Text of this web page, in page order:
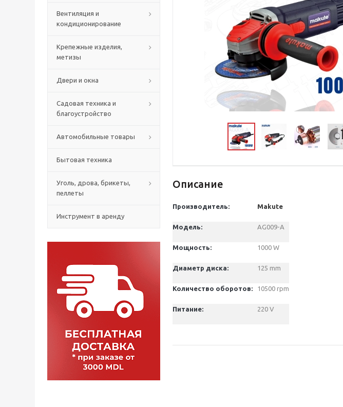
Вентиляция и
кондиционирование
Крепежные изделия,
метизы
Двери и окна
Садовая техника и
благоустройство
Автомобильные товары
Бытовая техника
Уголь, дрова, брикеты,
пеллеты
Инструмент в аренду
Описание
Производитель: Makute
Модель: AG009-A
Мощность: 1000 W
Диаметр диска: 125 mm
Количество оборотов: 10500 rpm
Питание: 220 V